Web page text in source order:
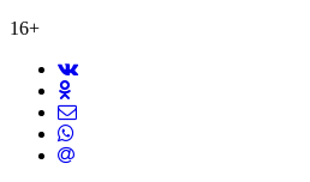
16+